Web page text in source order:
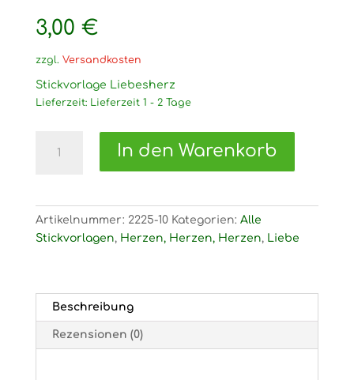
3,00 €
zzgl. Versandkosten
Stickvorlage Liebesherz
Lieferzeit: Lieferzeit 1 - 2 Tage
Stickvorlage
In den Warenkorb
Artikelnummer: 2225-10 Kategorien: Alle
Stickvorlagen, Herzen, Herzen, Herzen, Liebe
Beschreibung
Rezensionen (0)